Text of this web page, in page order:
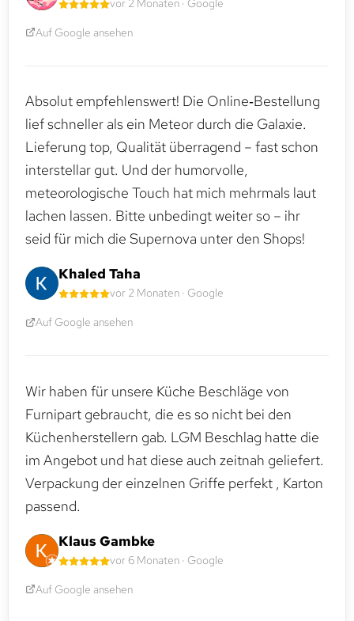
Auf Google ansehen
Absolut empfehlenswert! Die Online‑Bestellung
lief schneller als ein Meteor durch die Galaxie.
Lieferung top, Qualität überragend – fast schon
interstellar gut. Und der humorvolle,
meteorologische Touch hat mich mehrmals laut
lachen lassen. Bitte unbedingt weiter so – ihr
seid für mich die Supernova unter den Shops!
Khaled Taha
vor 2 Monaten · Google
Auf Google ansehen
Wir haben für unsere Küche Beschläge von
Furnipart gebraucht, die es so nicht bei den
Küchenherstellern gab. LGM Beschlag hatte die
im Angebot und hat diese auch zeitnah geliefert.
Verpackung der einzelnen Griffe perfekt , Karton
passend.
Klaus Gambke
vor 6 Monaten · Google
Auf Google ansehen